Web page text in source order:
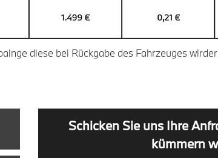
diese bei Rückgabe des Fahrzeuges
Schicken Sie uns Ihre
kümmern